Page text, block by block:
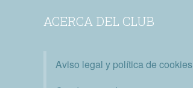
ACERCA DEL CLUB
Aviso legal y política de cookies